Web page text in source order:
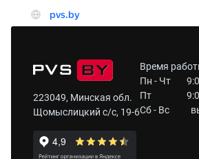
223049, Минская обл.
Щомыслицкий с/с, 19-6
Время
Пн - Чт
Пт
Сб - Вс